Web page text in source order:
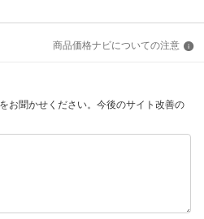
商品価格ナビについての注意
お聞かせください。今後のサイト改善の